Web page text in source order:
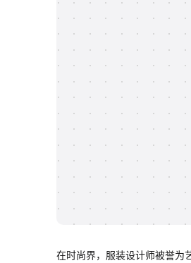
在时尚界，服装设计师被誉为